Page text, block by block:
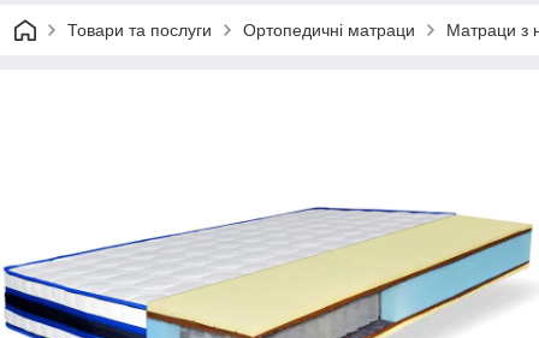
Товари та послуги Ортопедичні матраци Матраци з